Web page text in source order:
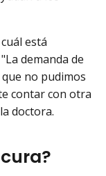
está
demanda de
no pudimos
contar con otra
doctora.